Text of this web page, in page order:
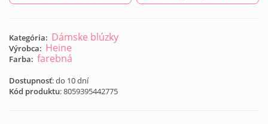
Kategória: Dámske blúzky
Výrobca: Heine
Farba: farebná
Dostupnosť: do 10 dní
Kód produktu:8059395442775